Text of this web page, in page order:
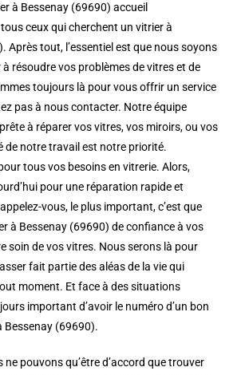
à Bessenay (69690) accueil
ceux qui cherchent un vitrier à
Après tout, l’essentiel est que nous soyons
à résoudre vos problèmes de vitres et de
toujours là pour vous offrir un service
pas à nous contacter. Notre équipe
à réparer vos vitres, vos miroirs, ou vos
de notre travail est notre priorité.
tous vos besoins en vitrerie. Alors,
pour une réparation rapide et
vous, le plus important, c’est que
à Bessenay (69690) de confiance à vos
soin de vos vitres. Nous serons là pour
fait partie des aléas de la vie qui
moment. Et face à des situations
important d’avoir le numéro d’un bon
Bessenay (69690).
ne pouvons qu’être d’accord que trouver